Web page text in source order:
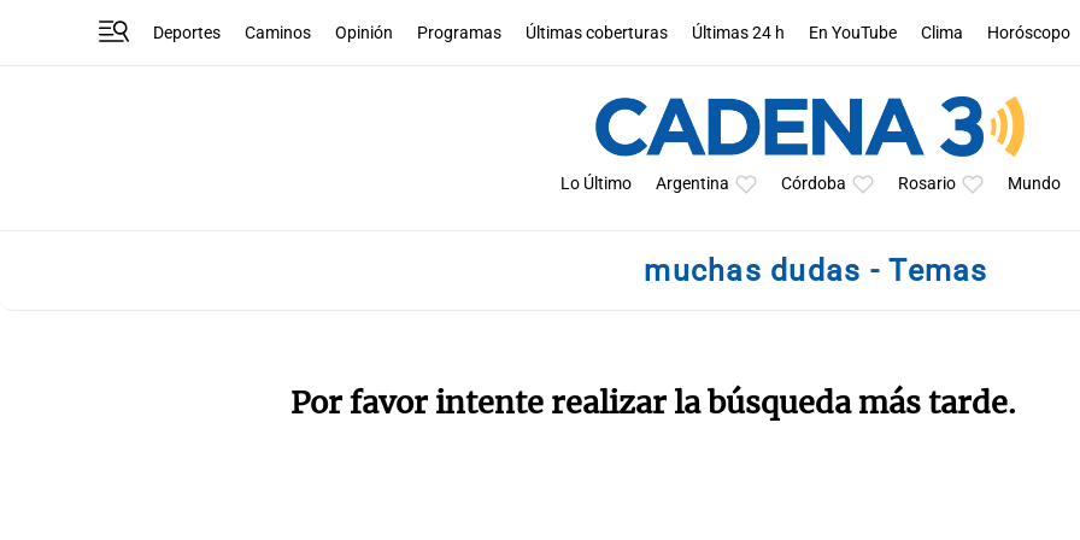
Deportes Caminos Opinión Programas Últimas coberturas Últimas 24 h En YouTube Clima Horóscopo
Lo Último Argentina Córdoba Rosario Mundo
muchas dudas - Temas
Por favor intente realizar la búsqueda más tarde.